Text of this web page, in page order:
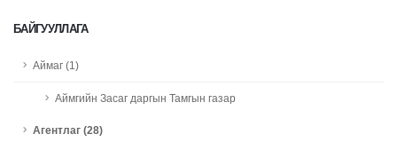
БАЙГУУЛЛАГА
Аймаг (1)
Аймгийн Засаг даргын Тамгын газар
Агентлаг (28)